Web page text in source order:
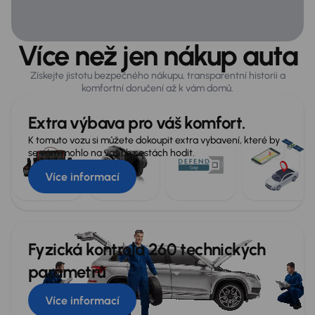
A mnoho další výbavy
Infotainment
USB připojení (audio)
Více než jen nákup auta
Získejte jistotu bezpečného nákupu, transparentní historii a
komfortní doručení až k vám domů.
Extra výbava pro váš komfort.
K tomuto vozu si můžete dokoupit extra vybavení, které by
se vám mohlo na vašich cestách hodit.
Více informací
Fyzická kontrola 260 technických
parametrů
Více informací